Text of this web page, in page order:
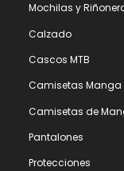
Mochilas y
Calzado
Cascos MTB
Camisetas Manga
Camisetas de
Pantalones
Protecciones